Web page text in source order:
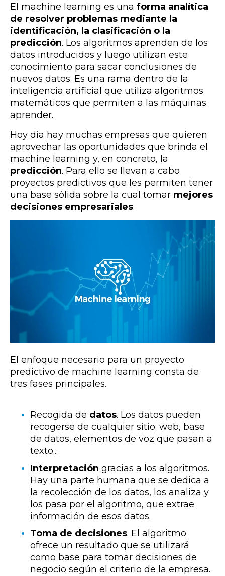
El machine learning es una forma analítica
de resolver problemas mediante la
identificación, la clasificación o la
predicción. Los algoritmos aprenden de los
datos introducidos y luego utilizan este
conocimiento para sacar conclusiones de
nuevos datos. Es una rama dentro de la
inteligencia artificial que utiliza algoritmos
matemáticos que permiten a las máquinas
aprender.
Hoy día hay muchas empresas que quieren
aprovechar las oportunidades que brinda el
machine learning y, en concreto, la
predicción. Para ello se llevan a cabo
proyectos predictivos que les permiten tener
una base sólida sobre la cual tomar mejores
decisiones empresariales.
El enfoque necesario para un proyecto
predictivo de machine learning consta de
tres fases principales.
Recogida de datos. Los datos pueden
recogerse de cualquier sitio: web, base
de datos, elementos de voz que pasan a
texto...
Interpretación gracias a los algoritmos.
Hay una parte humana que se dedica a
la recolección de los datos, los analiza y
los pasa por el algoritmo, que extrae
información de esos datos.
Toma de decisiones. El algoritmo
ofrece un resultado que se utilizará
como base para tomar decisiones de
negocio según el criterio de la empresa.